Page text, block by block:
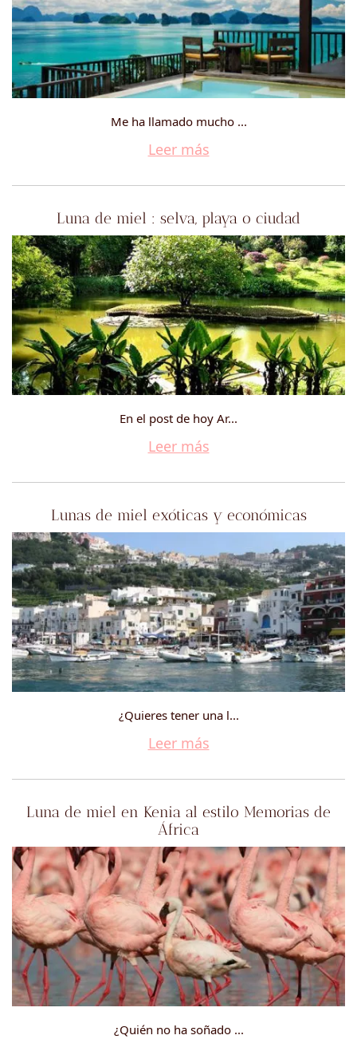
Me ha llamado mucho ...
Leer más
Luna de miel : selva, playa o ciudad
En el post de hoy Ar...
Leer más
Lunas de miel exóticas y económicas
¿Quieres tener una l...
Leer más
Luna de miel en Kenia al estilo Memorias de
África
¿Quién no ha soñado ...